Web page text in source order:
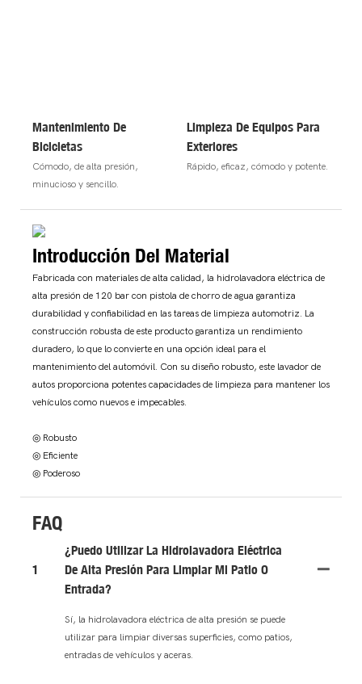
Mantenimiento De
Bicicletas
Cómodo, de alta presión,
minucioso y sencillo.
Limpieza De Equipos Para
Exteriores
Rápido, eficaz, cómodo y potente.
Introducción Del Material
Fabricada con materiales de alta calidad, la hidrolavadora eléctrica de
alta presión de 120 bar con pistola de chorro de agua garantiza
durabilidad y confiabilidad en las tareas de limpieza automotriz. La
construcción robusta de este producto garantiza un rendimiento
duradero, lo que lo convierte en una opción ideal para el
mantenimiento del automóvil. Con su diseño robusto, este lavador de
autos proporciona potentes capacidades de limpieza para mantener los
vehículos como nuevos e impecables.
◎ Robusto
◎ Eficiente
◎ Poderoso
FAQ
1
¿Puedo Utilizar La Hidrolavadora Eléctrica
De Alta Presión Para Limpiar Mi Patio O
Entrada?
Sí, la hidrolavadora eléctrica de alta presión se puede
utilizar para limpiar diversas superficies, como patios,
entradas de vehículos y aceras.